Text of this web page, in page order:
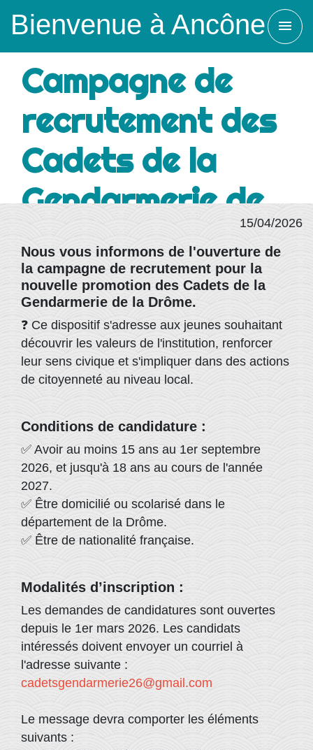
Bienvenue à Ancône menu
Campagne de
recrutement des
Cadets de la
Gendarmerie de
la Drôme
Accueil/La commune/Actualités/
Campagne de recrutement des Cadets de
15/04/2026
Nous vous informons de l'ouverture de
la campagne de recrutement pour la
nouvelle promotion des Cadets de la
Gendarmerie de la Drôme.
❓ Ce dispositif s'adresse aux jeunes souhaitant
découvrir les valeurs de l'institution, renforcer
leur sens civique et s'impliquer dans des actions
de citoyenneté au niveau local.
Conditions de candidature :
✅ Avoir au moins 15 ans au 1er septembre
2026, et jusqu'à 18 ans au cours de l'année
2027.
✅ Être domicilié ou scolarisé dans le
département de la Drôme.
✅ Être de nationalité française.
Modalités d’inscription :
Les demandes de candidatures sont ouvertes
depuis le 1er mars 2026. Les candidats
intéressés doivent envoyer un courriel à
l'adresse suivante :
cadetsgendarmerie26@gmail.com
Le message devra comporter les éléments
suivants :